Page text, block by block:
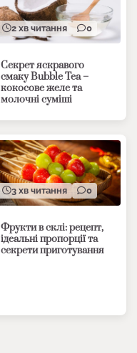
2 хв читання 0
Секрет яскравого
смаку Bubble Tea –
кокосове желе та
молочні суміші
3 хв читання 0
Фрукти в склі: рецепт,
ідеальні пропорції та
секрети приготування